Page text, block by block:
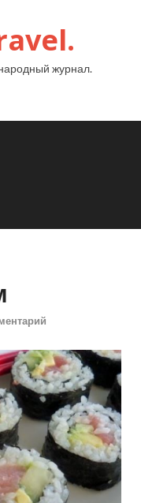
журнал.